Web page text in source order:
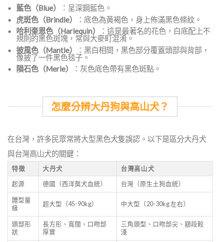
藍色（Blue）
：呈深鋼藍色。
虎斑色（Brindle）
：底色為黃褐色，身上佈滿黑色條紋。
哈利奎恩色（Harlequin）
：這是最著名的花色，白底配上不
規則的黑色斑塊，常與大麥町混淆。
披風色（Mantle）
：黑白相間，黑色部分覆蓋頭部與背部，
像披了一件黑色毯子。
隕石色（Merle）
：灰色底色帶有黑色斑點。
怎麼分辨大丹狗與高山犬？
在台灣，許多民眾常將大型黑色犬隻誤認。以下是區分大丹犬
與台灣高山犬的關鍵：
特徵 大丹犬 台灣高山犬
起源 德國（西洋獒犬血統） 台灣（原生土狗血統）
體型量
級
超大型（45-90kg） 中大型（20-30kg 左右）
頭部形
狀
長方形、寬闊、口吻部
厚實
三角頭型、口吻部尖、額段較
淺